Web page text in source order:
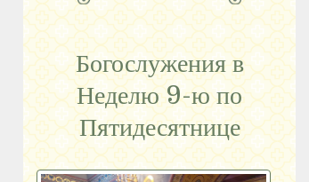
Богослужения в
Неделю 9-ю по
Пятидесятнице